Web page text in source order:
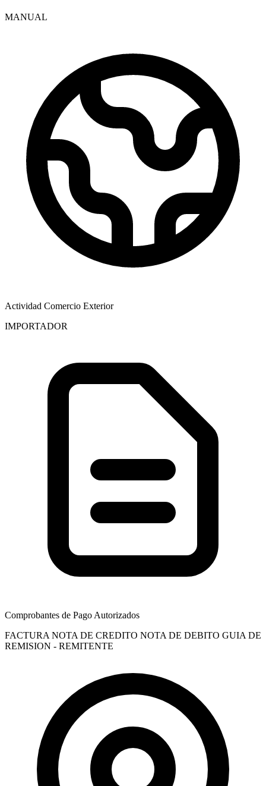
MANUAL
Actividad Comercio Exterior
IMPORTADOR
Comprobantes de Pago Autorizados
FACTURA NOTA DE CREDITO NOTA DE DEBITO GUIA DE
REMISION - REMITENTE